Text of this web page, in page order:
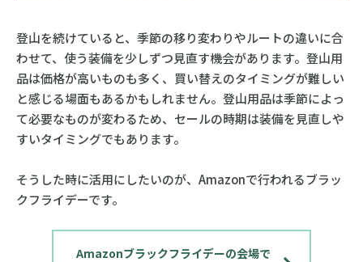
登山を続けていると、季節の移り変わりやルートの違いに合
わせて、使う装備を少しずつ見直す機会があります。登山用
品は価格が高いものも多く、買い替えのタイミングが難しい
と感じる場面もあるかもしれません。登山用品は季節によっ
て必要なものが変わるため、セールの時期は装備を見直しや
すいタイミングでもあります。
そうした時に活用にしたいのが、Amazonで行われるブラッ
クフライデーです。
Amazonブラックフライデーの会場で